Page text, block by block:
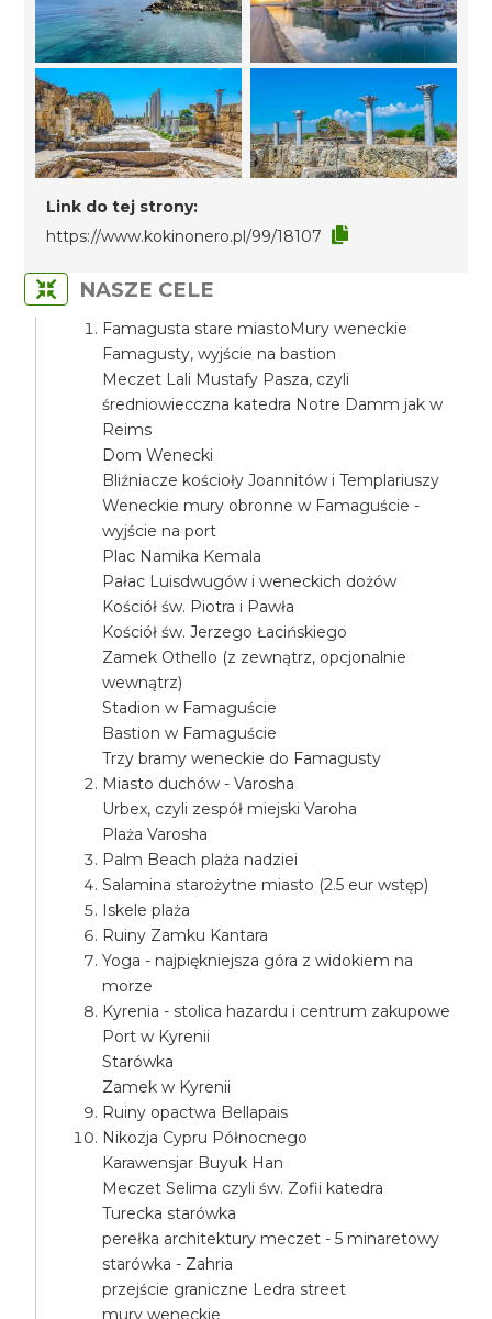
Link do tej strony:
https://www.kokinonero.pl/99/18107
NASZE CELE
Famagusta stare miastoMury weneckie
Famagusty, wyjście na bastion
Meczet Lali Mustafy Pasza, czyli
średniowiecczna katedra Notre Damm jak w
Reims
Dom Wenecki
Bliźniacze kościoły Joannitów i Templariuszy
Weneckie mury obronne w Famaguście -
wyjście na port
Plac Namika Kemala
Pałac Luisdwugów i weneckich dożów
Kościół św. Piotra i Pawła
Kościół św. Jerzego Łacińskiego
Zamek Othello (z zewnątrz, opcjonalnie
wewnątrz)
Stadion w Famaguście
Bastion w Famaguście
Trzy bramy weneckie do Famagusty
Miasto duchów - Varosha
Urbex, czyli zespół miejski Varoha
Plaża Varosha
Palm Beach plaża nadziei
Salamina starożytne miasto (2.5 eur wstęp)
Iskele plaża
Ruiny Zamku Kantara
Yoga - najpiękniejsza góra z widokiem na
morze
Kyrenia - stolica hazardu i centrum zakupowe
Port w Kyrenii
Starówka
Zamek w Kyrenii
Ruiny opactwa Bellapais
Nikozja Cypru Północnego
Karawensjar Buyuk Han
Meczet Selima czyli św. Zofii katedra
Turecka starówka
perełka architektury meczet - 5 minaretowy
starówka - Zahria
przejście graniczne Ledra street
mury weneckie